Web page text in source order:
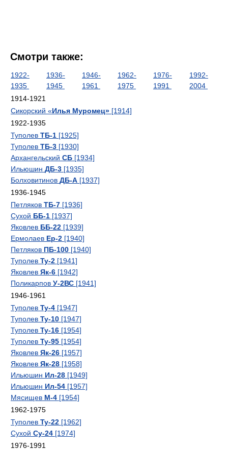
Смотри также:
1922-
1935
1936-
1945
1946-
1961
1962-
1975
1976-
1991
1992-
2004
1914-1921
Сикорский «Илья Муромец» [1914]
1922-1935
Туполев ТБ-1 [1925]
Туполев ТБ-3 [1930]
Архангельский СБ [1934]
Ильюшин ДБ-3 [1935]
Болховитинов ДБ-А [1937]
1936-1945
Петляков ТБ-7 [1936]
Сухой ББ-1 [1937]
Яковлев ББ-22 [1939]
Ермолаев Ер-2 [1940]
Петляков ПБ-100 [1940]
Туполев Ту-2 [1941]
Яковлев Як-6 [1942]
Поликарпов У-2ВС [1941]
1946-1961
Туполев Ту-4 [1947]
Туполев Ту-10 [1947]
Туполев Ту-16 [1954]
Туполев Ту-95 [1954]
Яковлев Як-26 [1957]
Яковлев Як-28 [1958]
Ильюшин Ил-28 [1949]
Ильюшин Ил-54 [1957]
Мясищев М-4 [1954]
1962-1975
Туполев Ту-22 [1962]
Сухой Су-24 [1974]
1976-1991